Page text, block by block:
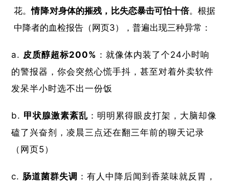
正在
报警
花。​情降对身体的摧残，比失恋暴击可怕十倍​​。根据
中降者的血检报告（网页3），普遍出现三种异常：
​皮质醇超标200%​ ​：就像体内装了个24小时响
的警报器，你会突然心慌手抖，甚至对着外卖软件
发呆半小时选不出一份饭
​甲状腺激素紊乱​ ​：明明累得眼皮打架，大脑却像
磕了兴奋剂，凌晨三点还在翻三年前的聊天记录
（网页5）
​肠道菌群失调​ ​：有人中降后闻到香菜味就反胃，